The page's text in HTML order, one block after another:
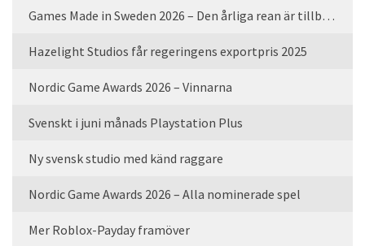
Games Made in Sweden 2026 – Den årliga rean är tillbaka
Hazelight Studios får regeringens exportpris 2025
Nordic Game Awards 2026 – Vinnarna
Svenskt i juni månads Playstation Plus
Ny svensk studio med känd raggare
Nordic Game Awards 2026 – Alla nominerade spel
Mer Roblox-Payday framöver